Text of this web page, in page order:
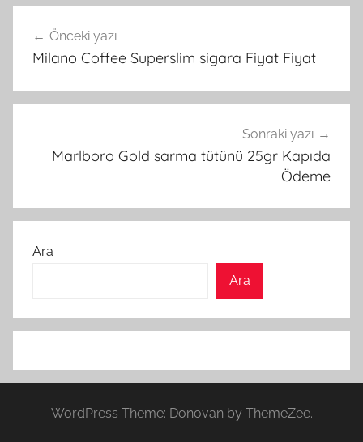
gezinmesi
Önceki yazı
Milano Coffee Superslim sigara Fiyat Fiyat
Sonraki yazı
Marlboro Gold sarma tütünü 25gr Kapıda
Ödeme
Ara
Ara
WordPress Theme: Donovan by ThemeZee.